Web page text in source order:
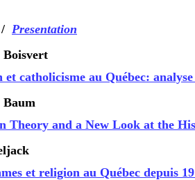
/ Presentation
et catholicisme au Québec:
Baum
Theory and a New Look at the
et religion au Québec depuis